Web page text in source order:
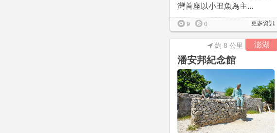
灣首座以小丑魚為主...
更多資訊
9 0
澎湖
潘安邦紀念館
約 8 公里